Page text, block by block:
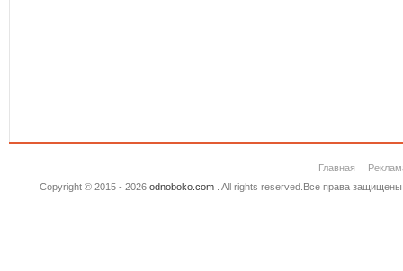
Главная
Copyright © 2015 - 2026 odnoboko.com. All rights reserved.Все права защищены.